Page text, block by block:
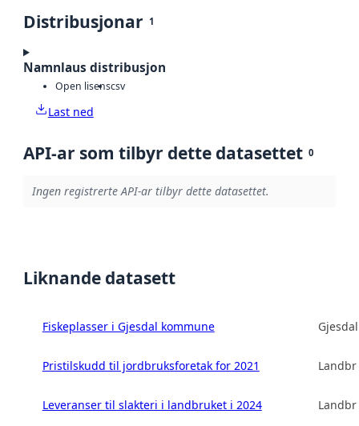
Distribusjonar 1
Namnlaus distribusjon
Open lisenscsv
Last ned
API-ar som tilbyr dette datasettet 0
Ingen registrerte API-ar tilbyr dette datasettet.
Liknande datasett
Fiskeplasser i Gjesdal kommune
Pristilskudd til jordbruksforetak for 2021
Leveranser til slakteri i landbruket i 2024